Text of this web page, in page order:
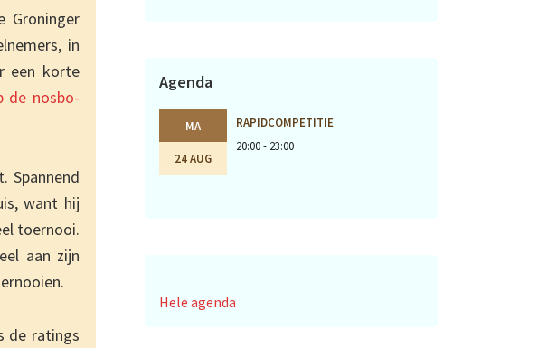
Groninger
in
een korte
de nosbo-
Spannend
want hij
toernooi.
aan zijn
de ratings
Agenda
MA
24 AUG
RAPIDCOMPETITIE
20:00 - 23:00
Hele agenda